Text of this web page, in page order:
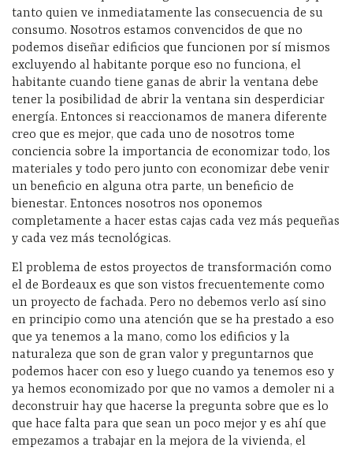
tanto quien ve inmediatamente las consecuencia de su
consumo. Nosotros estamos convencidos de que no
podemos diseñar edificios que funcionen por sí mismos
excluyendo al habitante porque eso no funciona, el
habitante cuando tiene ganas de abrir la ventana debe
tener la posibilidad de abrir la ventana sin desperdiciar
energía. Entonces si reaccionamos de manera diferente
creo que es mejor, que cada uno de nosotros tome
conciencia sobre la importancia de economizar todo, los
materiales y todo pero junto con economizar debe venir
un beneficio en alguna otra parte, un beneficio de
bienestar. Entonces nosotros nos oponemos
completamente a hacer estas cajas cada vez más pequeñas
y cada vez más tecnológicas.
El problema de estos proyectos de transformación como
el de Bordeaux es que son vistos frecuentemente como
un proyecto de fachada. Pero no debemos verlo así sino
en principio como una atención que se ha prestado a eso
que ya tenemos a la mano, como los edificios y la
naturaleza que son de gran valor y preguntarnos que
podemos hacer con eso y luego cuando ya tenemos eso y
ya hemos economizado por que no vamos a demoler ni a
deconstruir hay que hacerse la pregunta sobre que es lo
que hace falta para que sean un poco mejor y es ahí que
empezamos a trabajar en la mejora de la vivienda, el